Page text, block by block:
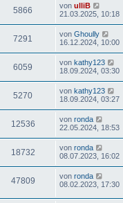
5866 von ulliB
21.03.2025, 10:18
7291 von Ghoully
16.12.2024, 10:00
6059 von kathy123
18.09.2024, 03:30
5270 von kathy123
18.09.2024, 03:27
12536 von ronda
22.05.2024, 18:53
18732 von ronda
08.07.2023, 16:02
47809 von ronda
08.02.2023, 17:30